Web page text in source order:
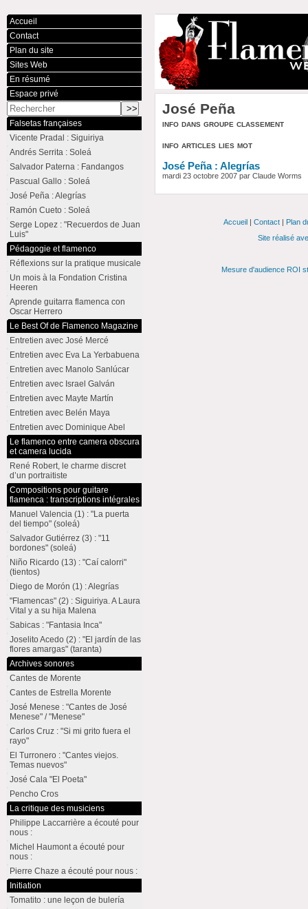
José Peña
info dans groupe classement
info articles lies mot
José Peña : Alegrías
mardi 23 octobre 2007 par Claude Worms
Accueil
Contact
Plan du site
Sites Web
En résumé
Espace privé
Falsetas françaises
Vicente Pradal : Siguiriya
Andrés Serrita : Soleá
Salvador Paterna : Fandangos
Pascual Gallo : Soleá
José Peña : Alegrías
Ramón Cueto : Soleá
Serge Lopez : "Recuerdos de Juan
Luis"
Pédagogie et flamenco
Réflexions sur la pratique musicale
Un mois à la Fondation Cristina
Heeren
Aprende guitarra flamenca con
Oscar Herrero
Le Best Of de Flamenco Magazine
Entretien avec José Mercé
Entretien avec Eva La Yerbabuena
Entretien avec Manolo Sanlúcar
Entretien avec Israel Galván
Entretien avec Mayte Martín
Entretien avec Belén Maya
Entretien avec Dominique Abel
Le flamenco entre camera obscura
et camera lucida
René Robert, le charme discret
d’un portraitiste
Compositions pour guitare
flamenca : transcriptions intégrales
Manuel Valencia (1) : "La puerta
del tiempo" (soleá)
Salvador Gutiérrez (3) : "11
bordones" (soleá)
Niño Ricardo (13) : "Caí calorri"
(tientos)
Diego de Morón (1) : Alegrías
"Flamencas" (2) : Siguiriya. A Laura
Vital y a su hija Malena
Sabicas : "Fantasia Inca"
Joselito Acedo (2) : "El jardín de las
flores amargas" (taranta)
Archives sonores
Cantes de Morente
Cantes de Estrella Morente
José Menese : "Cantes de José
Menese" / "Menese"
Carlos Cruz : "Si mi grito fuera el
rayo"
El Turronero : "Cantes viejos.
Temas nuevos"
José Cala "El Poeta"
Pencho Cros
La critique des musiciens
Philippe Laccarrière a écouté pour
nous :
Michel Haumont a écouté pour
nous :
Pierre Chaze a écouté pour nous :
Initiation
Tomatito : une leçon de bulería
Accueil| Contact| Plan
Site réalisé
Mesure d'audience ROI